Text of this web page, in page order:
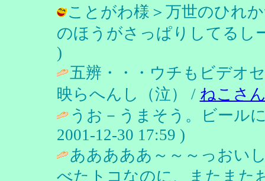
ことがわ様＞万世のひれ
のほうがさっぱりしてるし
)
五辨・・・ウチもビデオ
映らへんし（泣） / ねこさ
うお－うまそう。ビール
2001-12-30 17:59 )
あああああ～～～っおい
べたトコなのに、またま